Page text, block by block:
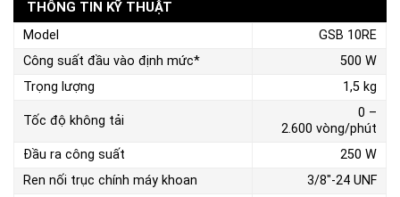
THÔNG TIN KỸ THUẬT
Model
GSB 10RE
Công suất đầu vào định mức*
500 W
Trọng lượng
1,5 kg
Tốc độ không tải
0 –
2.600 vòng/phút
Đầu ra công suất
250 W
Ren nối trục chính máy khoan
3/8"-24 UNF